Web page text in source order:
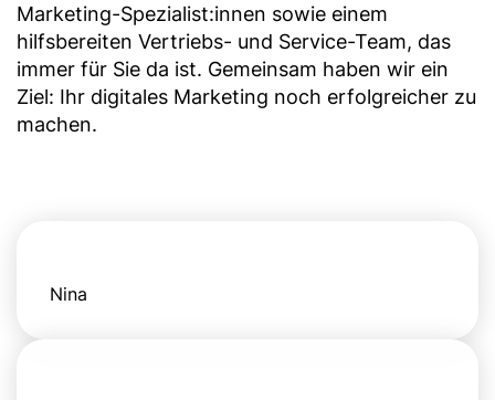
Marketing-Spezialist:innen sowie einem
hilfsbereiten Vertriebs- und Service-Team, das
immer für Sie da ist. Gemeinsam haben wir ein
Ziel: Ihr digitales Marketing noch erfolgreicher zu
machen.
Nina